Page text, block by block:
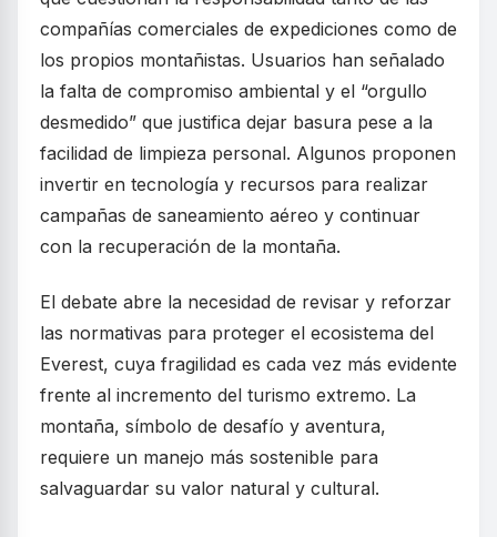
compañías comerciales de expediciones como de
los propios montañistas. Usuarios han señalado
la falta de compromiso ambiental y el “orgullo
desmedido” que justifica dejar basura pese a la
facilidad de limpieza personal. Algunos proponen
invertir en tecnología y recursos para realizar
campañas de saneamiento aéreo y continuar
con la recuperación de la montaña.
El debate abre la necesidad de revisar y reforzar
las normativas para proteger el ecosistema del
Everest, cuya fragilidad es cada vez más evidente
frente al incremento del turismo extremo. La
montaña, símbolo de desafío y aventura,
requiere un manejo más sostenible para
salvaguardar su valor natural y cultural.